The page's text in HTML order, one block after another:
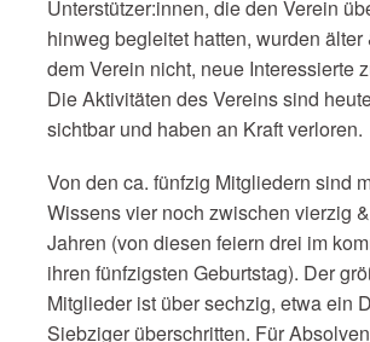
Unterstützer:innen, die den Verein
hinweg begleitet hatten, wurden älter
dem Verein nicht, neue Interessierte
Die Aktivitäten des Vereins sind
sichtbar und haben an Kraft verloren.
Von den ca. fünfzig Mitgliedern sind
Wissens vier noch zwischen vierzig
Jahren (von diesen feiern drei im
ihren fünfzigsten Geburtstag). Der
Mitglieder ist über sechzig, etwa ein
Siebziger überschritten. Für